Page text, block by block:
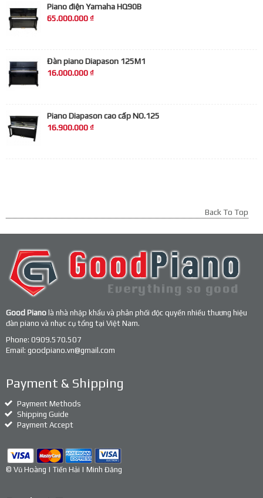
Piano điện Yamaha HQ90B
65.000.000 ₫
Đàn piano Diapason 125M1
16.000.000 ₫
Piano Diapason cao cấp NO.125
16.900.000 ₫
Back To Top
Good Piano là nhà nhập khẩu và phân phối độc quyền nhiều thương hiệu
đàn piano và nhạc cụ tổng tại Việt Nam.
Phone: 0909.570.507
Email: goodpiano.vn@gmail.com
Payment & Shipping
Payment Methods
Shipping Guide
Payment Accept
© Vũ Hoàng | Tiến Hải | Minh Đăng